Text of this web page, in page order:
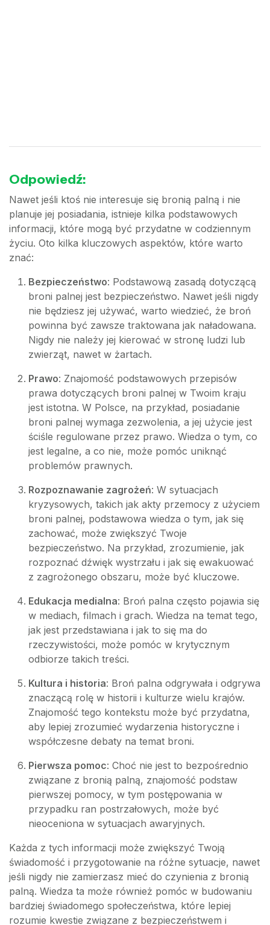
Odpowiedź:
Nawet jeśli ktoś nie interesuje się bronią palną i nie
planuje jej posiadania, istnieje kilka podstawowych
informacji, które mogą być przydatne w codziennym
życiu. Oto kilka kluczowych aspektów, które warto
znać:
Bezpieczeństwo: Podstawową zasadą dotyczącą
broni palnej jest bezpieczeństwo. Nawet jeśli nigdy
nie będziesz jej używać, warto wiedzieć, że broń
powinna być zawsze traktowana jak naładowana.
Nigdy nie należy jej kierować w stronę ludzi lub
zwierząt, nawet w żartach.
Prawo: Znajomość podstawowych przepisów
prawa dotyczących broni palnej w Twoim kraju
jest istotna. W Polsce, na przykład, posiadanie
broni palnej wymaga zezwolenia, a jej użycie jest
ściśle regulowane przez prawo. Wiedza o tym, co
jest legalne, a co nie, może pomóc uniknąć
problemów prawnych.
Rozpoznawanie zagrożeń: W sytuacjach
kryzysowych, takich jak akty przemocy z użyciem
broni palnej, podstawowa wiedza o tym, jak się
zachować, może zwiększyć Twoje
bezpieczeństwo. Na przykład, zrozumienie, jak
rozpoznać dźwięk wystrzału i jak się ewakuować
z zagrożonego obszaru, może być kluczowe.
Edukacja medialna: Broń palna często pojawia się
w mediach, filmach i grach. Wiedza na temat tego,
jak jest przedstawiana i jak to się ma do
rzeczywistości, może pomóc w krytycznym
odbiorze takich treści.
Kultura i historia: Broń palna odgrywała i odgrywa
znaczącą rolę w historii i kulturze wielu krajów.
Znajomość tego kontekstu może być przydatna,
aby lepiej zrozumieć wydarzenia historyczne i
współczesne debaty na temat broni.
Pierwsza pomoc: Choć nie jest to bezpośrednio
związane z bronią palną, znajomość podstaw
pierwszej pomocy, w tym postępowania w
przypadku ran postrzałowych, może być
nieoceniona w sytuacjach awaryjnych.
Każda z tych informacji może zwiększyć Twoją
świadomość i przygotowanie na różne sytuacje, nawet
jeśli nigdy nie zamierzasz mieć do czynienia z bronią
palną. Wiedza ta może również pomóc w budowaniu
bardziej świadomego społeczeństwa, które lepiej
rozumie kwestie związane z bezpieczeństwem i